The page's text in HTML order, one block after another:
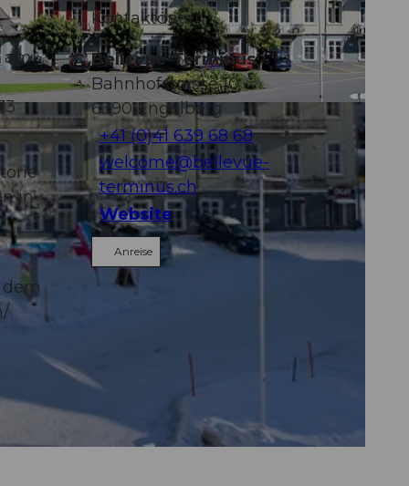
am
in
Kontaktdaten
Bellevue-Terminus
Bahnhofstrasse 10
6390Engelberg
+41 (0)41 639 68 68
welcome@bellevue-
terminus.ch
Website
Anreise